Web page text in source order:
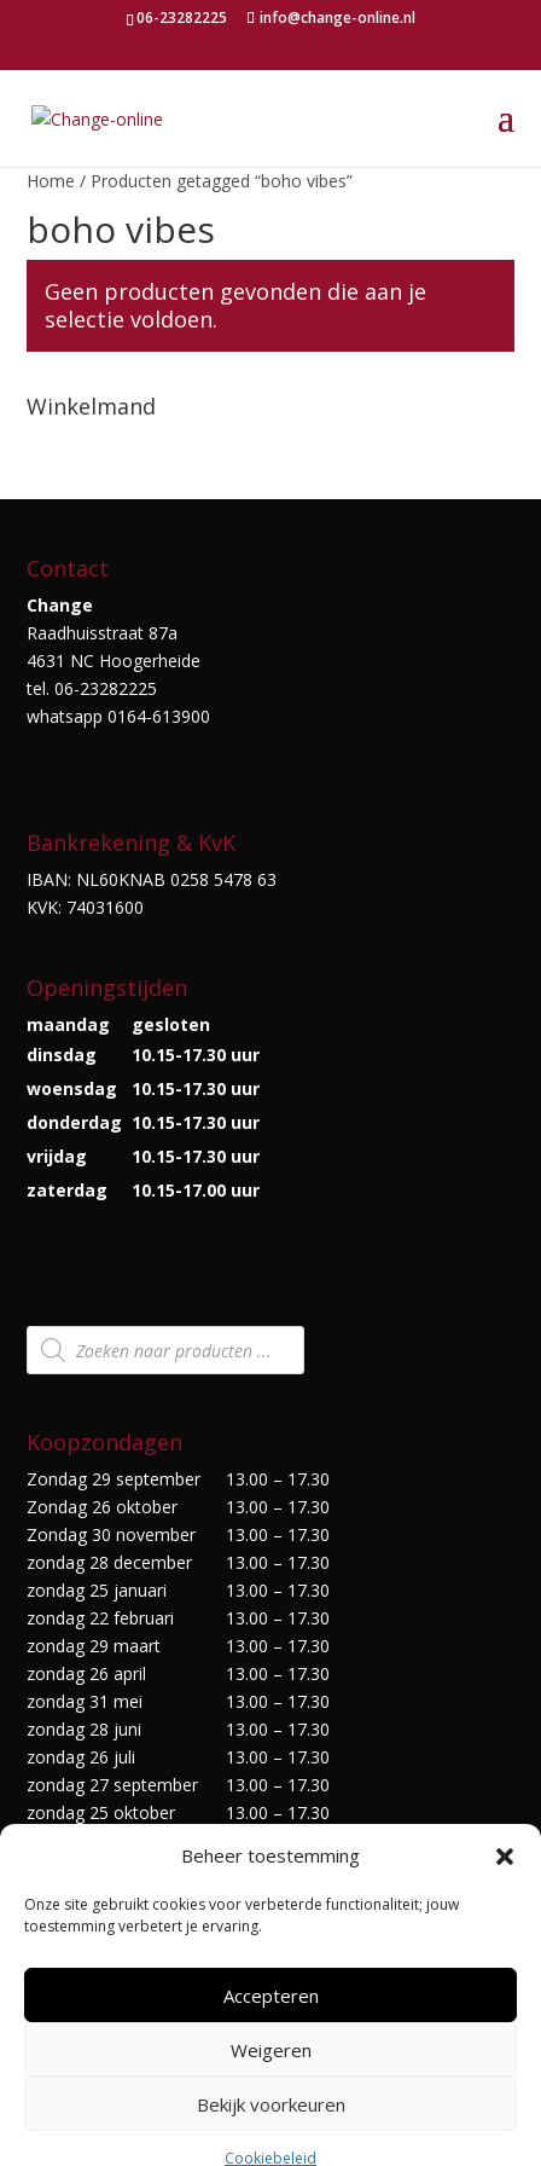
Beheer toestemming
Onze site gebruikt cookies voor verbeterde functionaliteit; jouw
toestemming verbetert je ervaring.
Accepteren
Weigeren
Bekijk voorkeuren
Cookiebeleid
06-23282225 info@change-online.nl
Home / Producten getagged “boho vibes”
boho vibes
Geen producten gevonden die aan je
selectie voldoen.
Winkelmand
Contact
Change
Raadhuisstraat 87a
4631 NC Hoogerheide
tel. 06-23282225
whatsapp 0164-613900
Bankrekening & KvK
IBAN: NL60KNAB 0258 5478 63
KVK: 74031600
Openingstijden
maandag
gesloten
dinsdag
10.15-17.30 uur
woensdag
10.15-17.30 uur
donderdag 10.15-17.30 uur
vrijdag
10.15-17.30 uur
zaterdag
10.15-17.00 uur
Producten
zoeken
Koopzondagen
Zondag 29 september
13.00 – 17.30
Zondag 26 oktober
13.00 – 17.30
Zondag 30 november
13.00 – 17.30
zondag 28 december
13.00 – 17.30
zondag 25 januari
13.00 – 17.30
zondag 22 februari
13.00 – 17.30
zondag 29 maart
13.00 – 17.30
zondag 26 april
13.00 – 17.30
zondag 31 mei
13.00 – 17.30
zondag 28 juni
13.00 – 17.30
zondag 26 juli
13.00 – 17.30
zondag 27 september
13.00 – 17.30
zondag 25 oktober
13.00 – 17.30
zondag 27 december
13.00 – 17.30
Privacyverklaring
Algemene Voorwaarden
Cookiebeleid (EU)
@Pi-Apps| Hosting door: